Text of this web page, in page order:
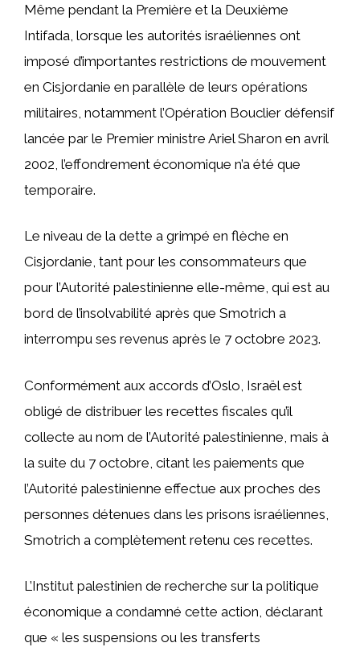
Même pendant la Première et la Deuxième
Intifada, lorsque les autorités israéliennes ont
imposé d’importantes restrictions de mouvement
en Cisjordanie en parallèle de leurs opérations
militaires, notamment l’Opération Bouclier défensif
lancée par le Premier ministre Ariel Sharon en avril
2002, l’effondrement économique n’a été que
temporaire.
Le niveau de la dette a grimpé en flèche en
Cisjordanie, tant pour les consommateurs que
pour l’Autorité palestinienne elle-même, qui est au
bord de l’insolvabilité après que Smotrich a
interrompu ses revenus après le 7 octobre 2023.
Conformément aux accords d’Oslo, Israël est
obligé de distribuer les recettes fiscales qu’il
collecte au nom de l’Autorité palestinienne, mais à
la suite du 7 octobre, citant les paiements que
l’Autorité palestinienne effectue aux proches des
personnes détenues dans les prisons israéliennes,
Smotrich a complètement retenu ces recettes.
L’Institut palestinien de recherche sur la politique
économique a condamné cette action, déclarant
que « les suspensions ou les transferts